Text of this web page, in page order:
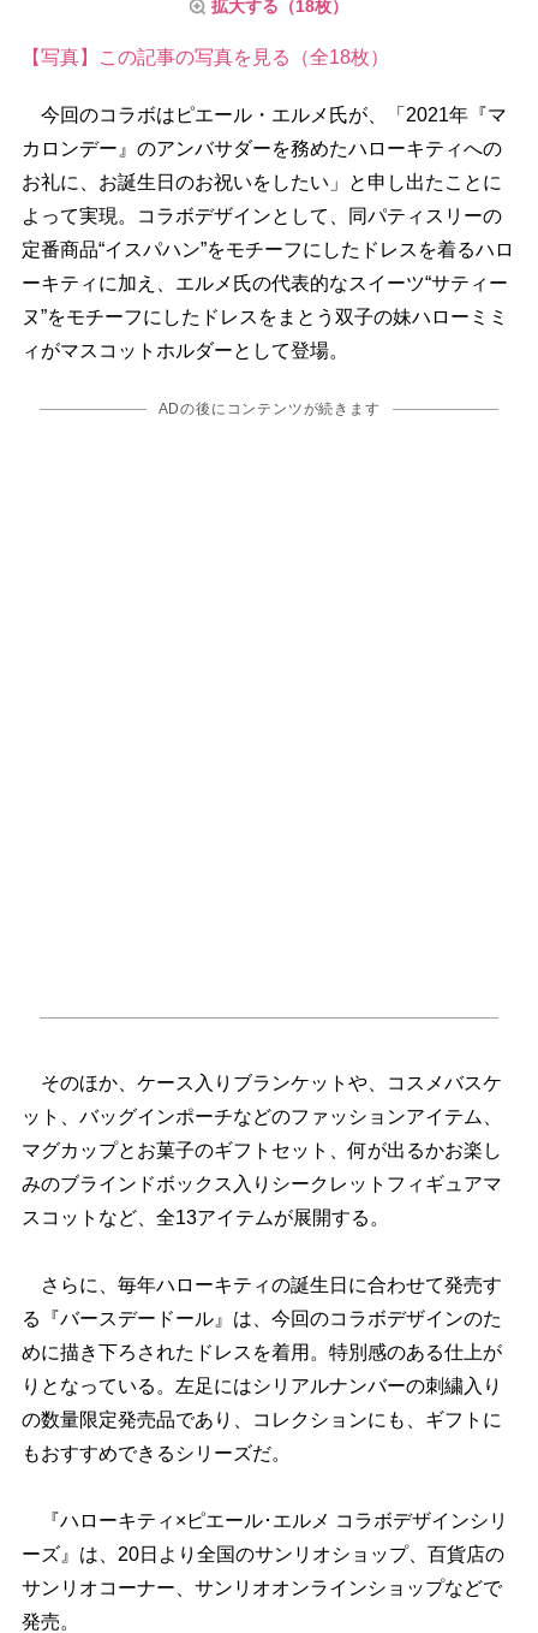
拡大する（18枚）
【写真】この記事の写真を見る（全18枚）
今回のコラボはピエール・エルメ氏が、「2021年『マ
カロンデー』のアンバサダーを務めたハローキティへの
お礼に、お誕生日のお祝いをしたい」と申し出たことに
よって実現。コラボデザインとして、同パティスリーの
定番商品“イスパハン”をモチーフにしたドレスを着るハロ
ーキティに加え、エルメ氏の代表的なスイーツ“サティー
ヌ”をモチーフにしたドレスをまとう双子の妹ハローミミ
ィがマスコットホルダーとして登場。
ADの後にコンテンツが続きます
そのほか、ケース入りブランケットや、コスメバスケ
ット、バッグインポーチなどのファッションアイテム、
マグカップとお菓子のギフトセット、何が出るかお楽し
みのブラインドボックス入りシークレットフィギュアマ
スコットなど、全13アイテムが展開する。
さらに、毎年ハローキティの誕生日に合わせて発売す
る『バースデードール』は、今回のコラボデザインのた
めに描き下ろされたドレスを着用。特別感のある仕上が
りとなっている。左足にはシリアルナンバーの刺繍入り
の数量限定発売品であり、コレクションにも、ギフトに
もおすすめできるシリーズだ。
『ハローキティ×ピエール･エルメ コラボデザインシリ
ーズ』は、20日より全国のサンリオショップ、百貨店の
サンリオコーナー、サンリオオンラインショップなどで
発売。